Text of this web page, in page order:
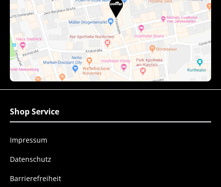
Shop Service
Impressum
Datenschutz
Barrierefreiheit